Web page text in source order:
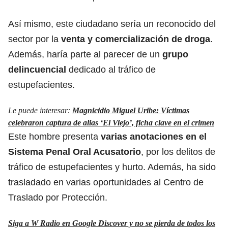
Así mismo, este ciudadano sería un reconocido del
sector por la venta y comercialización de droga.
Además, haría parte al parecer de un grupo
delincuencial dedicado al tráfico de
estupefacientes.
Le puede interesar: Magnicidio Miguel Uribe: Víctimas
celebraron captura de alias ‘El Viejo’, ficha clave en el crimen
Este hombre presenta varias anotaciones en el
Sistema Penal Oral Acusatorio, por los delitos de
tráfico de estupefacientes y hurto. Además, ha sido
trasladado en varias oportunidades al Centro de
Traslado por Protección.
Siga a W Radio en Google Discover y no se pierda de todos los